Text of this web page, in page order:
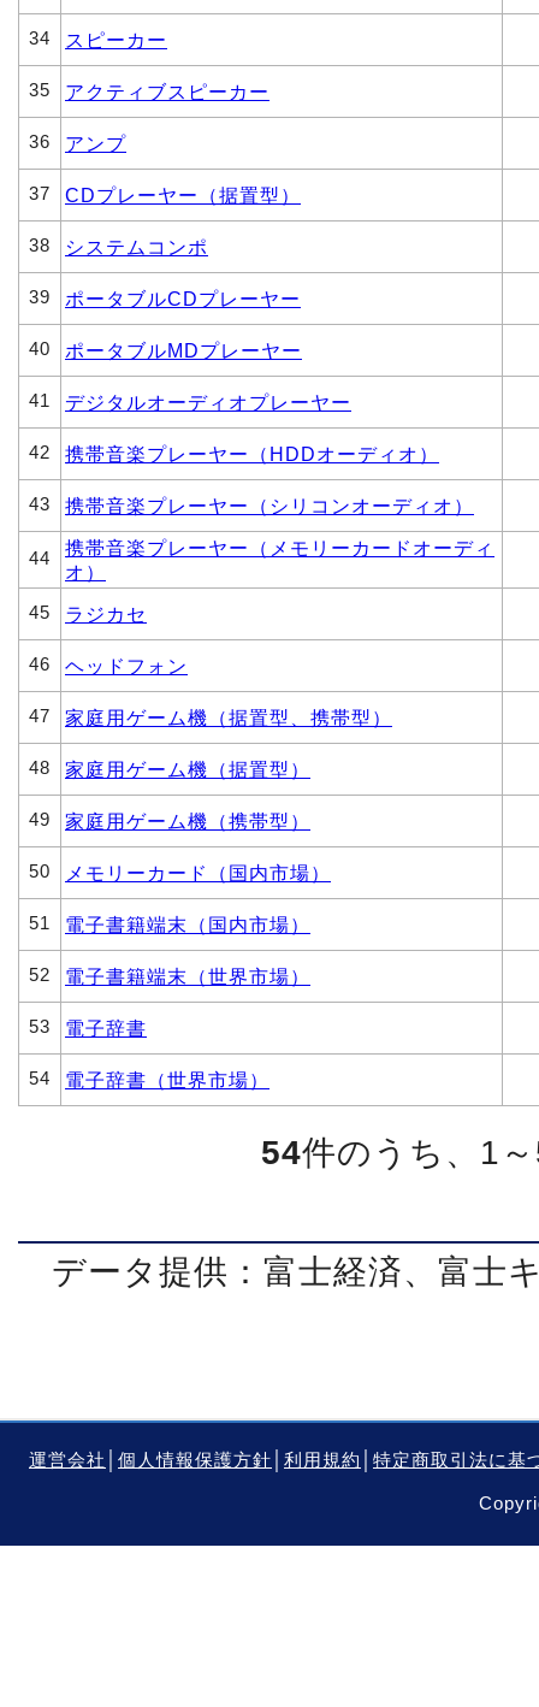
34 スピーカー
35 アクティブスピーカー
36 アンプ
37 CDプレーヤー（据置型）
38 システムコンポ
39 ポータブルCDプレーヤー
40 ポータブルMDプレーヤー
41 デジタルオーディオプレーヤー
42 携帯音楽プレーヤー（HDDオーディオ）
43 携帯音楽プレーヤー（シリコンオーディオ）
44
携帯音楽プレーヤー（メモリーカードオーディ
オ）
45 ラジカセ
46 ヘッドフォン
47 家庭用ゲーム機（据置型、携帯型）
48 家庭用ゲーム機（据置型）
49 家庭用ゲーム機（携帯型）
50 メモリーカード（国内市場）
51 電子書籍端末（国内市場）
52 電子書籍端末（世界市場）
53 電子辞書
54 電子辞書（世界市場）
54件のうち、1
データ提供：富士経済、富士
運営会社 個人情報保護方針 利用規約 特定商取引法に基